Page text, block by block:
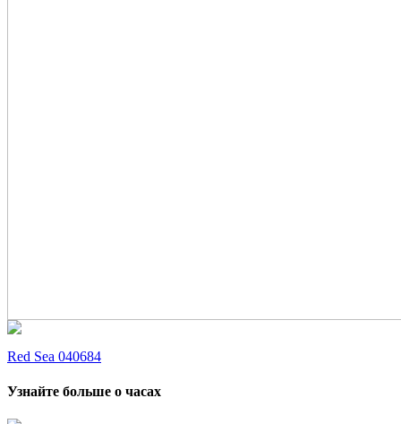
Red Sea 040684
Узнайте больше о часах